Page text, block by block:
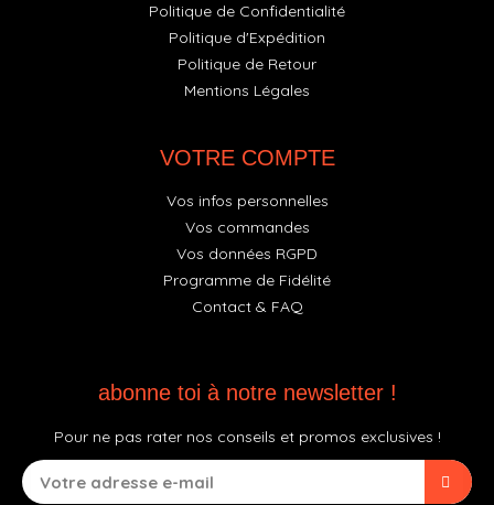
Politique de Confidentialité
Politique d'Expédition
Politique de Retour
Mentions Légales
VOTRE COMPTE
Vos infos personnelles
Vos commandes
Vos données RGPD
Programme de Fidélité
Contact & FAQ
abonne toi à notre newsletter !
Pour ne pas rater nos conseils et promos exclusives !